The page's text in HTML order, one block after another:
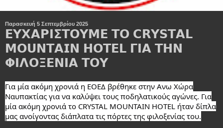
Παρασκευή 5 Σεπτεμβρίου 2025
𝝚𝝪𝝬𝝖𝝦𝝞𝝨𝝩𝝤𝝪𝝡𝝚 𝝩𝝤 𝗖𝗥𝗬𝗦𝗧𝗔𝗟
𝗠𝗢𝗨𝗡𝗧𝗔𝗜𝗡 𝗛𝗢𝗧𝗘𝗟 𝝘𝝞𝝖 𝝩𝝜𝝢
𝝫𝝞𝝠𝝤𝝣𝝚𝝢𝝞𝝖 𝝩𝝤𝝪
Για μία ακόμη χρονιά η ΕΟΕΔ βρέθηκε στην Ανω Χώρα
Ναυπακτίας για να καλύψει τους ποδηλατικούς αγώνες. Για
μία ακόμη χρονιά το CRYSTAL MOUNTAIN HOTEL ήταν δίπλα
μας ανοίγοντας διάπλατα τις πόρτες της φιλοξενίας του.